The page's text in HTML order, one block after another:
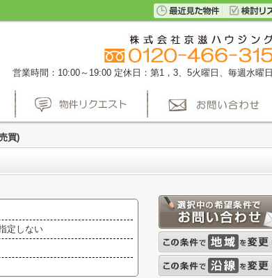
営業時間：10:00～19:00 定休日：第1，3、5火曜日、毎週水曜日
買)
定しない